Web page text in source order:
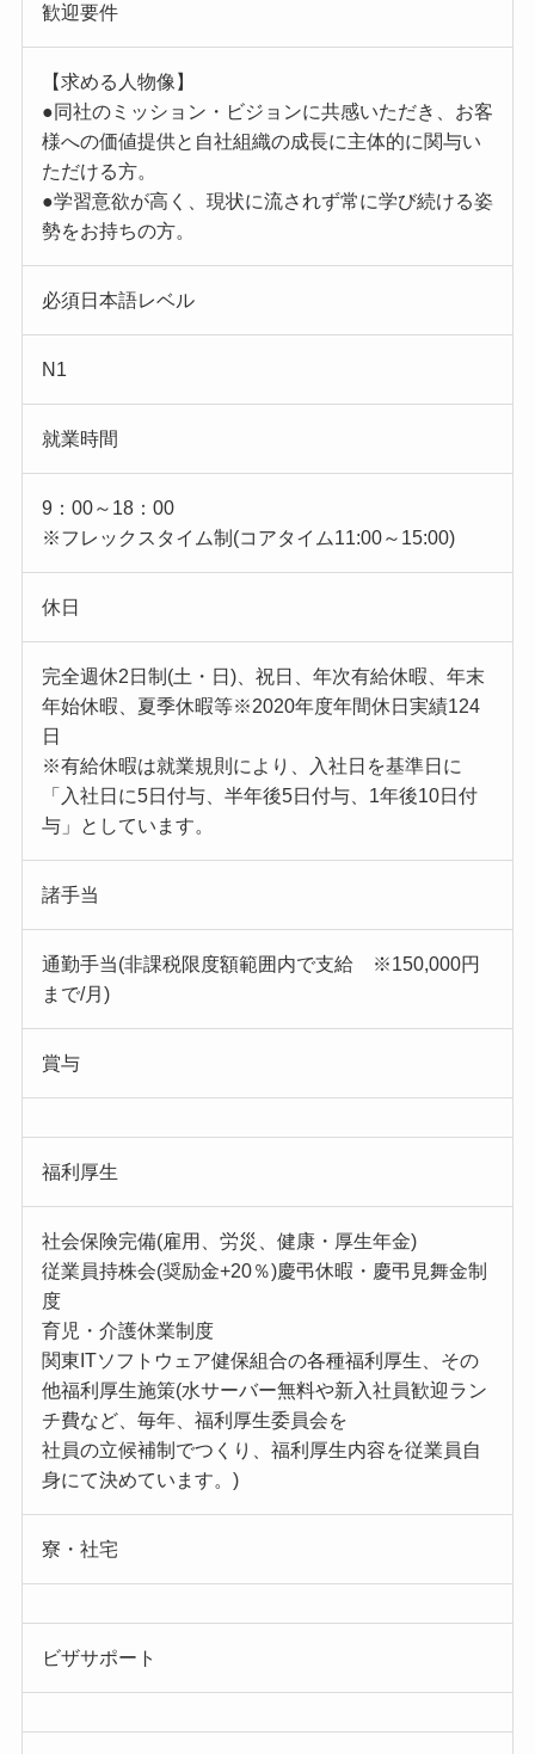
歓迎要件
【求める人物像】
●同社のミッション・ビジョンに共感いただき、お客
様への価値提供と自社組織の成長に主体的に関与い
ただける方。
●学習意欲が高く、現状に流されず常に学び続ける姿
勢をお持ちの方。
必須日本語レベル
N1
就業時間
9：00～18：00
※フレックスタイム制(コアタイム11:00～15:00)
休日
完全週休2日制(土・日)、祝日、年次有給休暇、年末
年始休暇、夏季休暇等※2020年度年間休日実績124
日
※有給休暇は就業規則により、入社日を基準日に
「入社日に5日付与、半年後5日付与、1年後10日付
与」としています。
諸手当
通勤手当(非課税限度額範囲内で支給 ※150,000円
まで/月)
賞与
福利厚生
社会保険完備(雇用、労災、健康・厚生年金)
従業員持株会(奨励金+20％)慶弔休暇・慶弔見舞金制
度
育児・介護休業制度
関東ITソフトウェア健保組合の各種福利厚生、その
他福利厚生施策(水サーバー無料や新入社員歓迎ラン
チ費など、毎年、福利厚生委員会を
社員の立候補制でつくり、福利厚生内容を従業員自
身にて決めています。)
寮・社宅
ビザサポート